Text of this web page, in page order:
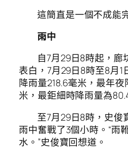
這簡直是一個不成能
雨中
自7月29日8時起，廊
表白，7月29日8時至8月1
降雨量218.6毫米，最年
米，最鉅細時降雨量為
至7月29日8時，史俊
雨中奮戰了3個小時。“雨
水。”史俊寶回想道。